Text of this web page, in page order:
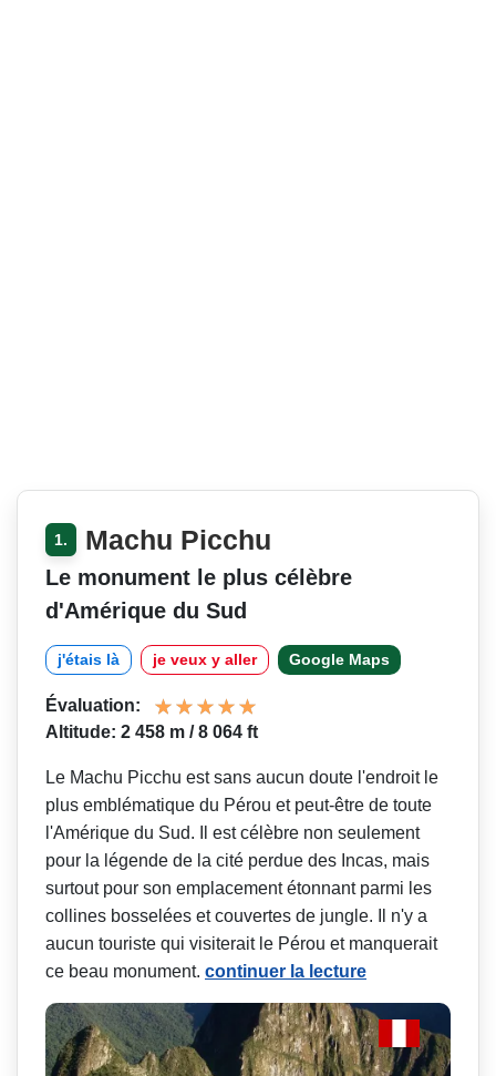
1. Machu Picchu
Le monument le plus célèbre
d'Amérique du Sud
j'étais là je veux y aller Google Maps
Évaluation:
Altitude: 2 458 m / 8 064 ft
Le Machu Picchu est sans aucun doute l'endroit le
plus emblématique du Pérou et peut-être de toute
l'Amérique du Sud. Il est célèbre non seulement
pour la légende de la cité perdue des Incas, mais
surtout pour son emplacement étonnant parmi les
collines bosselées et couvertes de jungle. Il n'y a
aucun touriste qui visiterait le Pérou et manquerait
ce beau monument. continuer la lecture